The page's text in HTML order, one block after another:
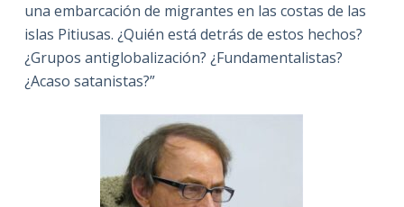
una embarcación de migrantes en las costas de las
islas Pitiusas. ¿Quién está detrás de estos hechos?
¿Grupos antiglobalización? ¿Fundamentalistas?
¿Acaso satanistas?”